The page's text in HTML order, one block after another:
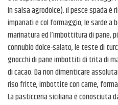
in salsa agrodolce). Il pesce spada
impanati e col formaggio; le sarde a
marinatura ed l’imbottitura di pane,
connubio dolce-salato, le teste di
gnocchi di pane imbottiti di trita di
di cacao. Da non dimenticare
riso fritte, imbottite con carne,
La pasticceria siciliana è conosciuta